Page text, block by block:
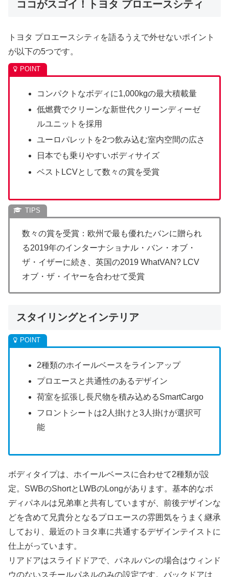
ココがスゴイ！トヨタ プロエースシティ
トヨタ プロエースシティを語るうえで外せないポイント
が以下の5つです。
コンパクトなボディに1,000kgの最大積載量
低燃費でクリーンな新世代クリーンディーゼ
ルユニットを採用
ユーロパレットを2つ飲み込む室内空間の広さ
日本でも乗りやすいボディサイズ
ベストLCVとして数々の賞を受賞
数々の賞を受賞：欧州で最も優れたバンに贈られ
る2019年のインターナショナル・バン・オブ・
ザ・イザーに続き、英国の2019 WhatVAN? LCV
オブ・ザ・イヤーを合わせて受賞
スタイリングとインテリア
2種類のホイールベースをラインアップ
プロエースと共通性のあるデザイン
荷室を拡張し長尺物を積み込めるSmartCargo
フロントシートは2人掛けと3人掛けが選択可
能
ボディタイプは、ホイールベースに合わせて2種類が設
定。SWBのShortとLWBのLongがあります。基本的なボ
ディパネルは兄弟車と共有していますが、前後デザインな
どを含めて兄貴分となるプロエースの雰囲気をうまく継承
しており、最近のトヨタ車に共通するデザインテイストに
仕上がっています。
リアドアはスライドドアで、パネルバンの場合はウィンド
ウのないスチールパネルのみの設定です。バックドアは